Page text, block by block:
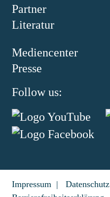
Partner
Literatur
Mediencenter
Presse
Follow us:
Impressum
Datenschutz